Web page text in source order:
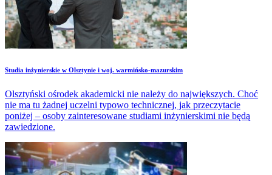
Studia inżynierskie w Olsztynie i woj. warmińsko-mazurskim
Olsztyński ośrodek akademicki nie należy do największych. Choć
nie ma tu żadnej uczelni typowo technicznej, jak przeczytacie
poniżej – osoby zainteresowane studiami inżynierskimi nie będą
zawiedzione.